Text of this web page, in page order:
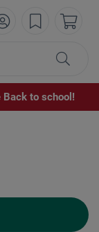
Back to school!